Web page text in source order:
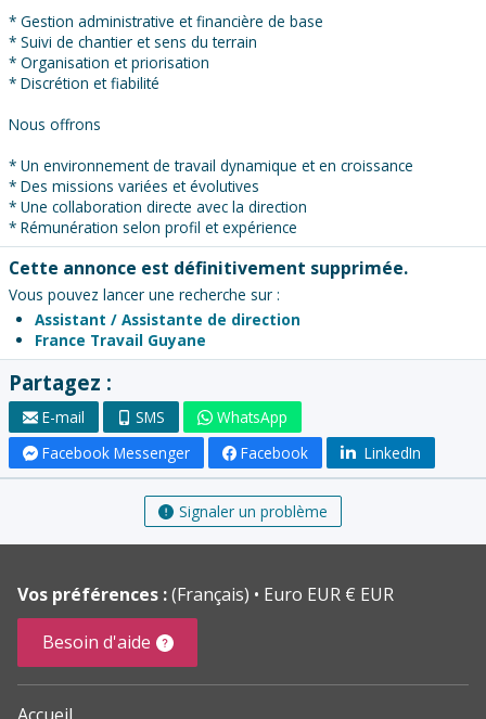
* Gestion administrative et financière de base
* Suivi de chantier et sens du terrain
* Organisation et priorisation
* Discrétion et fiabilité
Nous offrons
* Un environnement de travail dynamique et en croissance
* Des missions variées et évolutives
* Une collaboration directe avec la direction
* Rémunération selon profil et expérience
Cette annonce est définitivement supprimée.
Vous pouvez lancer une recherche sur :
Assistant / Assistante de direction
France Travail Guyane
Partagez :
E-mail SMS
WhatsApp
Facebook Messenger
Facebook LinkedIn
Signaler un problème
Vos préférences :(Français)
Euro EUR € EUR
Besoin d'aide